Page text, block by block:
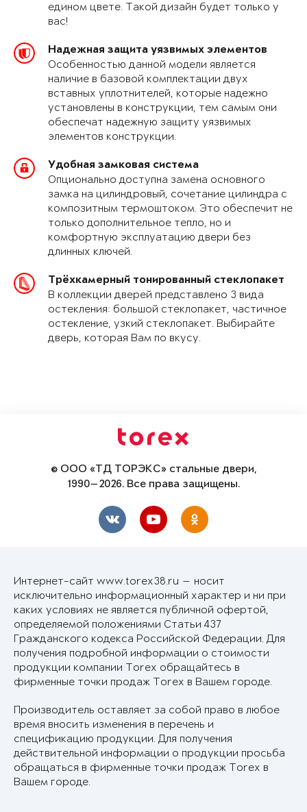
едином цвете. Такой дизайн будет только у
вас!
Надежная защита уязвимых элементов
Особенностью данной модели является
наличие в базовой комплектации двух
вставных уплотнителей, которые надежно
установлены в конструкции, тем самым они
обеспечат надежную защиту уязвимых
элементов конструкции.
Удобная замковая система
Опционально доступна замена основного
замка на цилиндровый, сочетание цилиндра с
композитным термоштоком. Это обеспечит не
только дополнительное тепло, но и
комфортную эксплуатацию двери без
длинных ключей.
Трёхкамерный тонированный стеклопакет
В коллекции дверей представлено 3 вида
остекления: большой стеклопакет, частичное
остекление, узкий стеклопакет. Выбирайте
дверь, которая Вам по вкусу.
© ООО «ТД ТОРЭКС» стальные двери,
1990—2026. Все права защищены.
Интернет-сайт www.torex38.ru — носит
исключительно информационный характер и ни при
каких условиях не является публичной офертой,
определяемой положениями Статьи 437
Гражданского кодекса Российской Федерации. Для
получения подробной информации о стоимости
продукции компании Torex обращайтесь в
фирменные точки продаж Torex в Вашем городе.
Производитель оставляет за собой право в любое
время вносить изменения в перечень и
спецификацию продукции. Для получения
действительной информации о продукции просьба
обращаться в фирменные точки продаж Torex в
Вашем городе.